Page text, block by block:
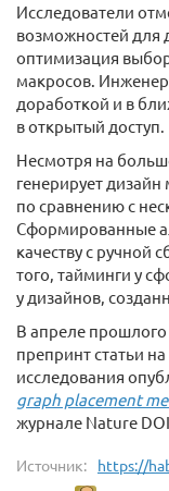
Исследователи
возможностей для
оптимизация
макросов.
доработкой и в
в открытый доступ.
Несмотря на
генерирует
по сравнению с
Сформированные
качеству с ручной
того, тайминги у
у дизайнов,
В апреле прошлого
препринт статьи
исследования
graph placement
журнале Nature
Источник: https://